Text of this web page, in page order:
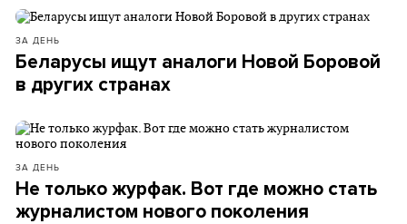
ЗА ДЕНЬ
Беларусы ищут аналоги Новой Боровой
в других странах
ЗА ДЕНЬ
Не только журфак. Вот где можно стать
журналистом нового поколения